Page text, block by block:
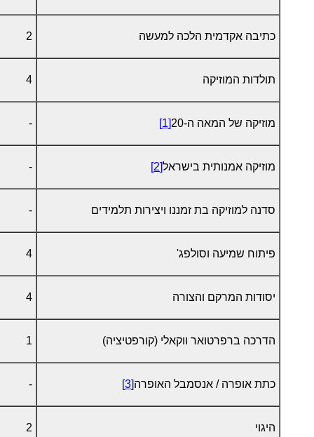
כתיבה אקדמית הלכה למעשה 2
תולדות המוזיקה 4
מוזיקה של המאה ה-20 [1]
-
מוזיקה אמנותית בישראל[2]
-
סדנה למוזיקה בת זמננו ויצירות תלמידים -
פיתוח שמיעה וסולפג' 4
יסודות המרקם והצורה 4
הדרכה ברפרטואר ווקאלי (קורפטיציה) 1
כתת אופרה / אנסמבל האופרה[3]
-
היגוי 2